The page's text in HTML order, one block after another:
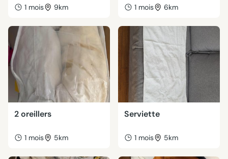
1 mois 9km 1 mois 6km
2 oreillers
1 mois 5km
Serviette
1 mois 5km